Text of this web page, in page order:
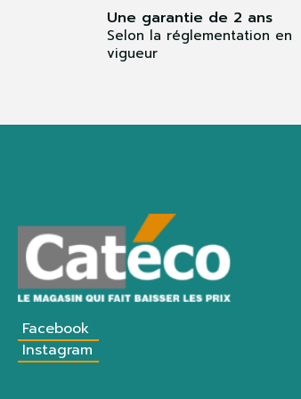
Une garantie de 2 ans
Selon la réglementation en
vigueur
Facebook
Instagram